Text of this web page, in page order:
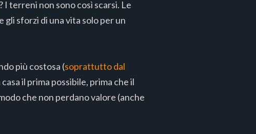
terreni non sono così scarsi. Le
sforzi di una vita solo per un
più costosa (soprattutto dal
il prima possibile, prima che il
che non perdano valore (anche